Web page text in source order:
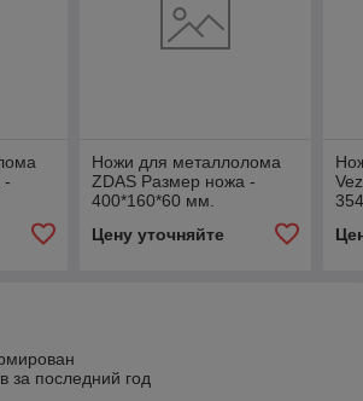
-
Ножи для металлолома
ZDAS Размер ножа -
400*160*60 мм.
Цену уточняйте
за последний год